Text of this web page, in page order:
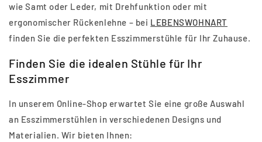
wie Samt oder Leder, mit Drehfunktion oder mit
ergonomischer Rückenlehne – bei LEBENSWOHNART
finden Sie die perfekten Esszimmerstühle für Ihr Zuhause.
Finden Sie die idealen Stühle für Ihr
Esszimmer
In unserem Online-Shop erwartet Sie eine große Auswahl
an Esszimmerstühlen in verschiedenen Designs und
Materialien. Wir bieten Ihnen: